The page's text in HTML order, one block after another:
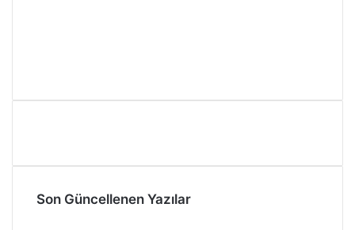
Son Güncellenen Yazılar